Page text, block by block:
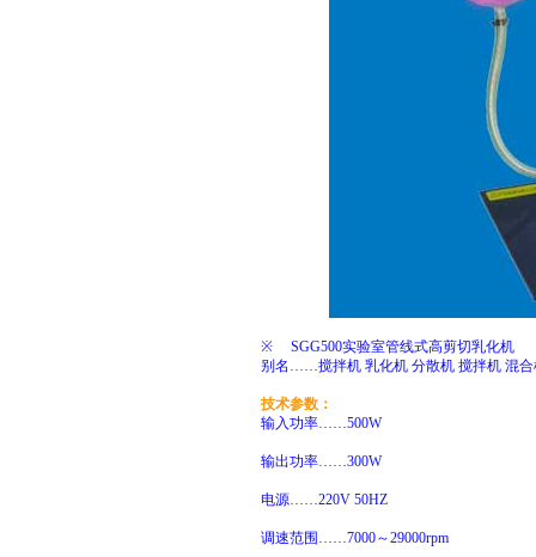
※ SGG500实验室管线式高剪切乳化机
别名……搅拌机 乳化机 分散机 搅拌机 混
技术参数：
输入功率……500W
输出功率……300W
电源……220V 50HZ
调速范围……7000～29000rpm